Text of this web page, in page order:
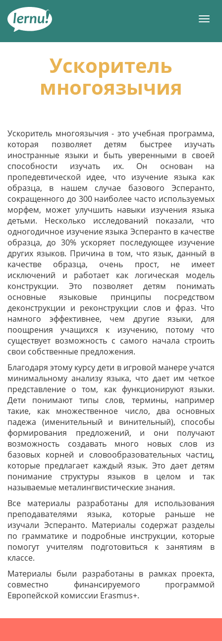
содержанию
Ускоритель
многоязычия
Ускоритель многоязычия - это учебная программа,
которая позволяет детям быстрее изучать
иностранные языки и быть уверенными в своей
способности изучать их. Он основан на
пропедевтической идее, что изучение языка как
образца, в нашем случае базового Эсперанто,
сокращенного до 300 наиболее часто используемых
морфем, может улучшить навыки изучения языка
детьми. Несколько исследований показали, что
одногодичное изучение языка Эсперанто в качестве
образца, до 30% ускоряет последующее изучение
других языков. Причина в том, что язык, данный в
качестве образца, очень прост, не имеет
исключений и работает как логическая модель
конструкции. Это позволяет детям понимать
основные языковые принципы посредством
деконструкции и реконструкции слов и фраз. Что
намного эффективнее, чем другие языки, для
поощрения учащихся к изучению, потому что
существует возможность с самого начала строить
свои собственные предложения.
Благодаря этому курсу дети в игровой манере учатся
минимальному анализу языка, что дает им четкое
представление о том, как функционируют языки.
Дети понимают типы слов, термины, например
такие, как множественное число, два основных
падежа (именительный и винительный), способы
формирования предложений, и они получают
возможность создавать много новых слов из
базовых корней и словообразовательных частиц,
которые предлагает каждый язык. Это дает детям
понимание структуры языков в целом и так
называемые металингвистические знания.
Все материалы разработаны для использования
преподавателями языка, которые раньше не
изучали Эсперанто. Материалы содержат разделы
по грамматике и подробные инструкции, которые
помогут учителям подготовиться к занятиям в
классе.
Материалы были разработаны в рамках проекта,
совместно финансируемого программой
Европейской комиссии Erasmus+.